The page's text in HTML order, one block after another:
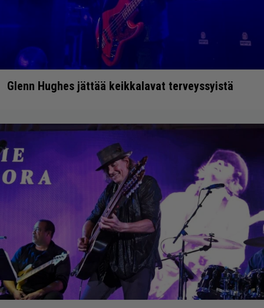
Glenn Hughes jättää keikkalavat terveyssyistä